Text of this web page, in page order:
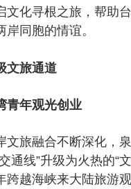
文化寻根之旅，帮助
同胞的情谊。
文旅通道
年观光创业
旅融合不断深化，泉
通线”升级为火热的“
跨越海峡来大陆旅游